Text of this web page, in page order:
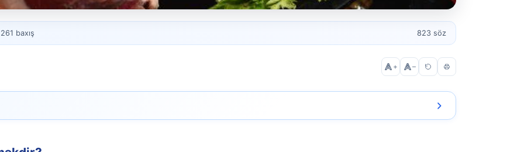
baxış 823 söz
+ –